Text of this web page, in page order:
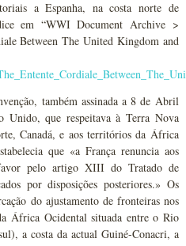
a Espanha, na costa norte de
em “WWI Document Archive >
Between The United Kingdom and
também assinada a 8 de Abril
Unido, que respeitava à Terra Nova
Canadá, e aos territórios da África
que «a França renuncia aos
pelo artigo XIII do Tratado de
por disposições posteriores.» Os
do ajustamento de fronteiras nos
África Ocidental situada entre o Rio
a costa da actual Guiné-Conacri, a